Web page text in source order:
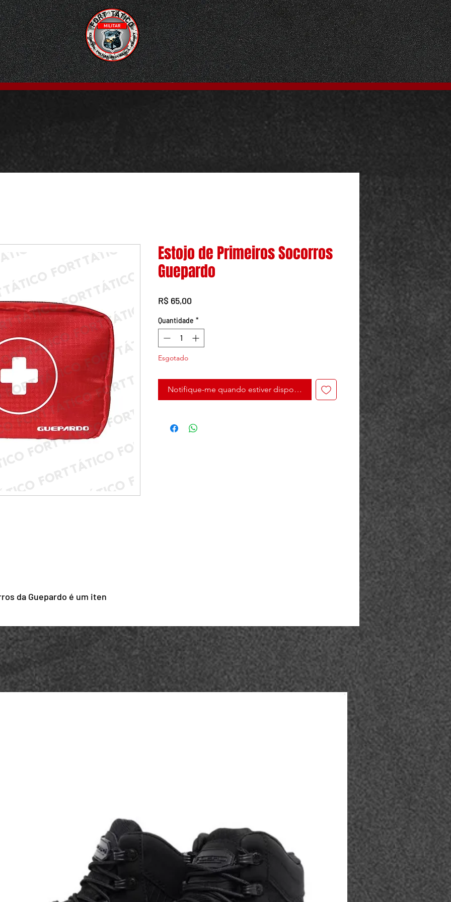
da Guepardo é um iten
e essenciais no primeiro
luvas, gaze, esparadrapo,
possui grande resistência
como trilha e escalada.
de uma alça para pendurar.
separar os medicamentos e
kit S.O.S durante viagens ou
Estojo de Primeiros Socorros
Guepardo
R$ 65,00
Quantidade *
Esgotado
Notifique-me quando estiver disponível